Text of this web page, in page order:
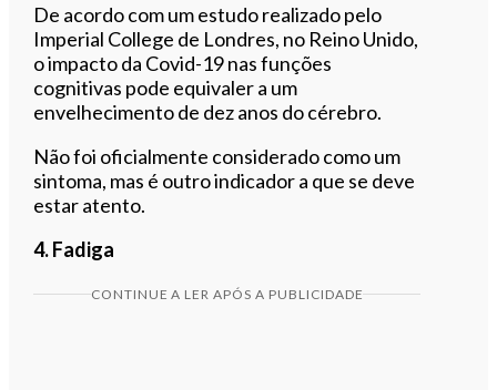
De acordo com um estudo realizado pelo
Imperial College de Londres, no Reino Unido,
o impacto da Covid-19 nas funções
cognitivas pode equivaler a um
envelhecimento de dez anos do cérebro.
Não foi oficialmente considerado como um
sintoma, mas é outro indicador a que se deve
estar atento.
4. Fadiga
CONTINUE A LER APÓS A PUBLICIDADE